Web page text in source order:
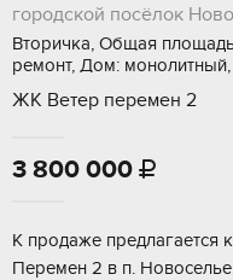
городской посёлок
Вторичка, Общая
ремонт, Дом:
ЖК Ветер перемен 2
3 800 000 
К продаже предлагается
Перемен 2 в п.